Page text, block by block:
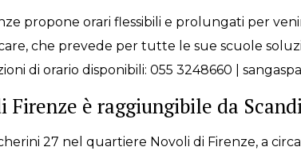
propone orari flessibili e prolungati per
che prevede per tutte le sue scuole
di orario disponibili: 055 3248660 |
Firenze è raggiungibile da
27 nel quartiere Novoli di Firenze, a